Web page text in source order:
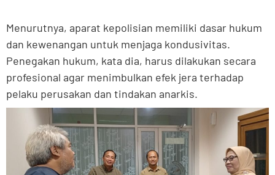
Menurutnya, aparat kepolisian memiliki dasar hukum
dan kewenangan untuk menjaga kondusivitas.
Penegakan hukum, kata dia, harus dilakukan secara
profesional agar menimbulkan efek jera terhadap
pelaku perusakan dan tindakan anarkis.